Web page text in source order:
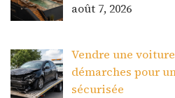
août 7, 2026
Vendre une
démarches pour
sécurisée